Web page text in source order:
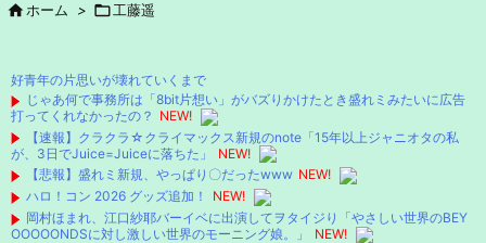
次へ

 ホーム > 工藤遥
好青年の片思いが壊れていくまで
じゃあ何で事務所は「8bit片想い」がバズりかけたとき盛れミみたいに広告
打ってくれなかったの？ NEW!
【速報】クラクラ☆クライマックス新規のnote「15年以上ジャニオタの私
が、3日でJuice=Juiceに落ちた」
NEW!
【悲報】盛れミ新規、やっぱり〇だったwww NEW!
ハロ！コン 2026 グッズ追加！
NEW!
岡村ほまれ、江口紗耶バーイベに出演してヲタイジり「やさしい世界のBEY
OOOOONDSに対し激しい世界のモーニング娘。」
NEW!